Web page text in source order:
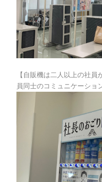
【自販機は二人以上の社
員同士のコミュニケーショ